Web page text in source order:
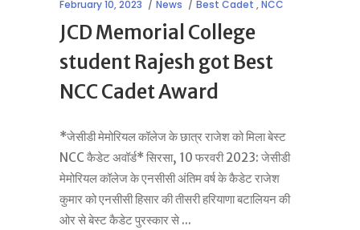
February 10, 2023 News Best Cadet ,NCC
JCD Memorial College
student Rajesh got Best
NCC Cadet Award
*जेसीडी मेमोरियल कॉलेज के छात्र राजेश को मिला बेस्ट
NCC कैडेट अवॉर्ड* सिरसा, 10 फरवरी 2023: जेसीडी
मेमोरियल कॉलेज के एनसीसी अंतिम वर्ष के कैडेट राजेश
कुमार को एनसीसी हिसार की तीसरी हरियाणा बटालियन की
ओर से बेस्ट कैडेट पुरस्कार से